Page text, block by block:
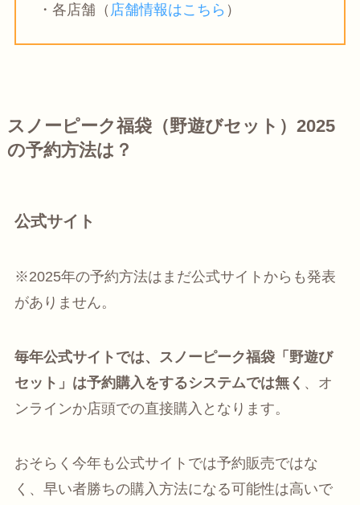
・各店舗（ 店舗情報はこちら ）
スノーピーク福袋（野遊びセット）2025
の予約方法は？
公式サイト
※2025年の予約方法はまだ公式サイトからも発表
がありません。
毎年公式サイトでは、
スノーピーク福袋「野遊び
セット」は予約購入をするシステムでは無く 、オ
ンラインか店頭での直接購入となります。
おそらく今年も公式サイトでは予約販売ではな
く、 早い者勝ちの購入方法になる可能性は高いで